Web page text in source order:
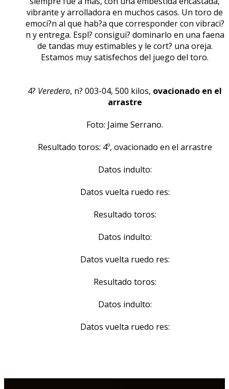
vibrante y arrolladora en muchos casos. Un toro de
emoci?n al que hab?a que corresponder con vibraci?
n y entrega. Espl? consigui? dominarlo en una faena
de tandas muy estimables y le cort? una oreja.
Estamos muy satisfechos del juego del toro.
4? Veredero, n? 003-04, 500 kilos, ovacionado en el
arrastre
Foto: Jaime Serrano.
Resultado toros: 4º, ovacionado en el arrastre
Datos indulto:
Datos vuelta ruedo res:
Resultado toros:
Datos indulto:
Datos vuelta ruedo res:
Resultado toros:
Datos indulto:
Datos vuelta ruedo res: